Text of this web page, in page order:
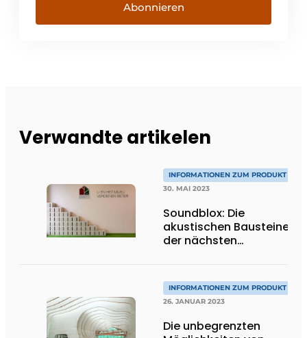
Abonnieren
Verwandte artikelen
INFORMATIONEN ZUM PRODUKT
30. MAI 2023
Soundblox: Die
akustischen Bausteine
der nächsten
INFORMATIONEN ZUM PRODUKT
26. JANUAR 2023
Die unbegrenzten